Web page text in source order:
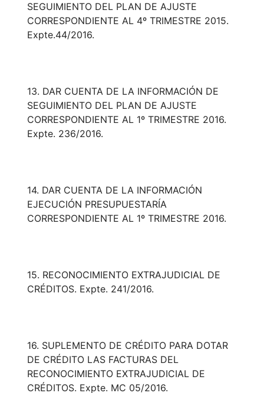
SEGUIMIENTO DEL PLAN DE AJUSTE
CORRESPONDIENTE AL 4º TRIMESTRE 2015.
Expte.44/2016.
13. DAR CUENTA DE LA INFORMACIÓN DE
SEGUIMIENTO DEL PLAN DE AJUSTE
CORRESPONDIENTE AL 1º TRIMESTRE 2016.
Expte. 236/2016.
14. DAR CUENTA DE LA INFORMACIÓN
EJECUCIÓN PRESUPUESTARÍA
CORRESPONDIENTE AL 1º TRIMESTRE 2016.
15. RECONOCIMIENTO EXTRAJUDICIAL DE
CRÉDITOS. Expte. 241/2016.
16. SUPLEMENTO DE CRÉDITO PARA DOTAR
DE CRÉDITO LAS FACTURAS DEL
RECONOCIMIENTO EXTRAJUDICIAL DE
CRÉDITOS. Expte. MC 05/2016.